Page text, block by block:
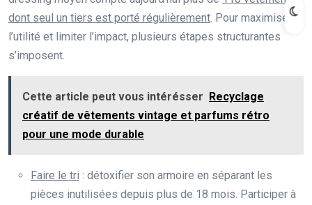
dont seul un tiers est porté régulièrement . Pour maximiser
l’utilité et limiter l’impact, plusieurs étapes structurantes
s’imposent.
Cette article peut vous intérésser Recyclage
créatif de vêtements vintage et parfums rétro
pour une mode durable
Faire le tri : détoxifier son armoire en séparant les
pièces inutilisées depuis plus de 18 mois. Participer à